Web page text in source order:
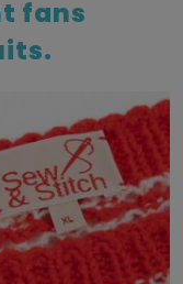
fans